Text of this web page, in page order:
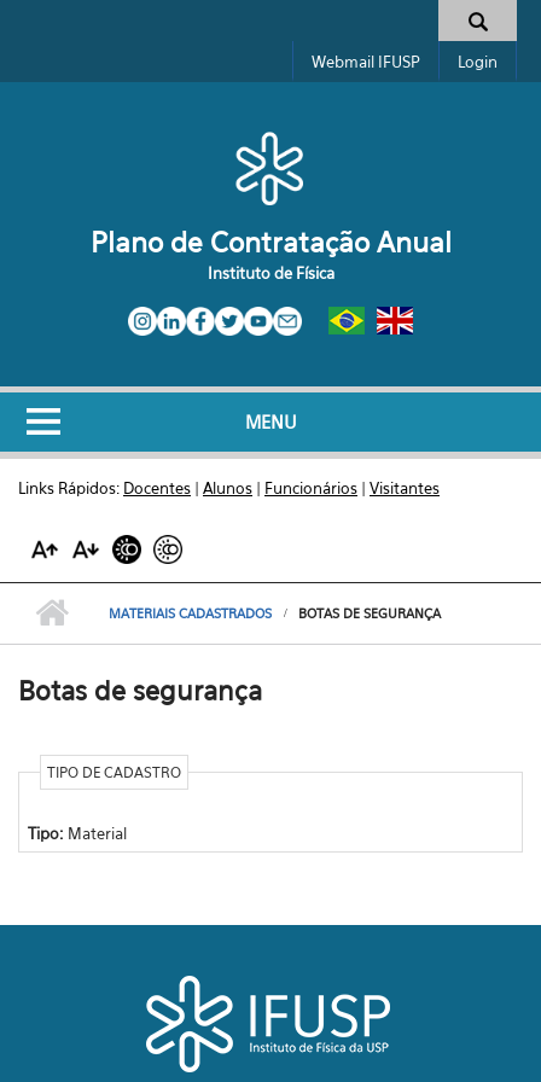
Formulário de busca
Webmail IFUSP Login
Plano de Contratação Anual
Instituto de Física
MENU
Links Rápidos: Docentes | Alunos | Funcionários | Visitantes
MATERIAIS CADASTRADOS BOTAS DE SEGURANÇA
Botas de segurança
TIPO DE CADASTRO
Tipo: Material